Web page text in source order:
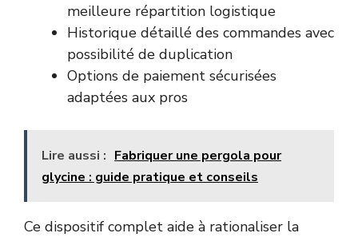
meilleure répartition logistique
Historique détaillé des commandes avec
possibilité de duplication
Options de paiement sécurisées
adaptées aux pros
Lire aussi : Fabriquer une pergola pour
glycine : guide pratique et conseils
Ce dispositif complet aide à rationaliser la